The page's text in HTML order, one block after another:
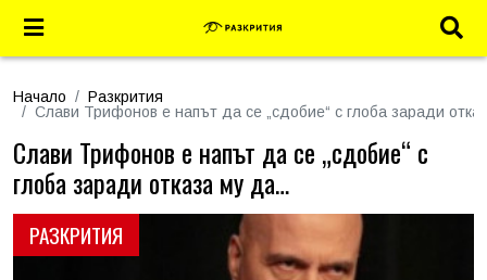
Начало
Разкрития
Слави Трифонов е напът да се „сдобие“ с глоба заради
РАЗКРИТИЯ
Слави Трифонов е напът да се „сдобие“ с
глоба заради отказа му да…